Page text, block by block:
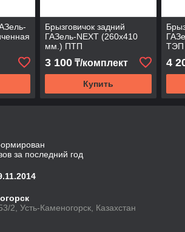
Брызговичок задний
ГАЗель-NEXT (260х410
мм.) ПТП
3 100₸/комплект
Купить
ТЭП
4
за последний год
2, Усть-Каменогорск, Казахстан